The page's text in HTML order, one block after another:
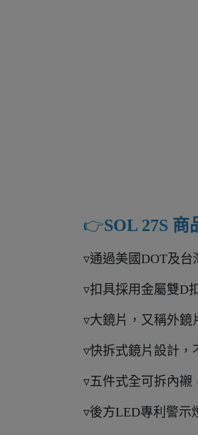
👉️SOL 27S 商
▿通過美國DOT及台
▿扣具採用金屬雙D
▿大鏡片，又稱外鏡
▿快拆式鏡片設計，
▿五件式全可拆內襯
▿後方LED專利警示